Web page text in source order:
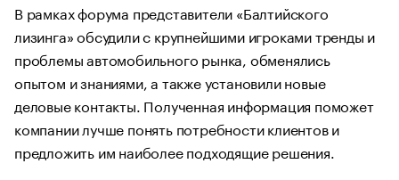
В рамках форума представители «Балтийского
лизинга» обсудили с крупнейшими игроками тренды и
проблемы автомобильного рынка, обменялись
опытом и знаниями, а также установили новые
деловые контакты. Полученная информация поможет
компании лучше понять потребности клиентов и
предложить им наиболее подходящие решения.